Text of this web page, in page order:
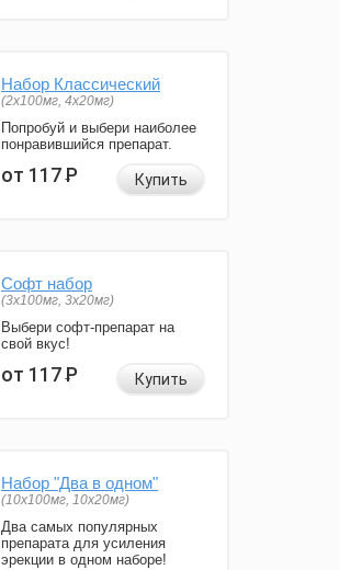
Набор Классический
(2x100мг, 4x20мг)
Попробуй и выбери наиболее
понравившийся препарат.
от 117Р Купить
Софт набор
(3x100мг, 3x20мг)
Выбери софт-препарат на
свой вкус!
от 117Р Купить
Набор "Два в одном"
(10x100мг, 10x20мг)
Два самых популярных
препарата для усиления
эрекции в одном наборе!